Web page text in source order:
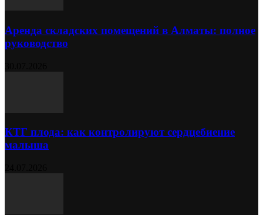
Аренда складских помещений в Алматы: полное
руководство
КТГ плода: как контролируют сердцебиение
малыша